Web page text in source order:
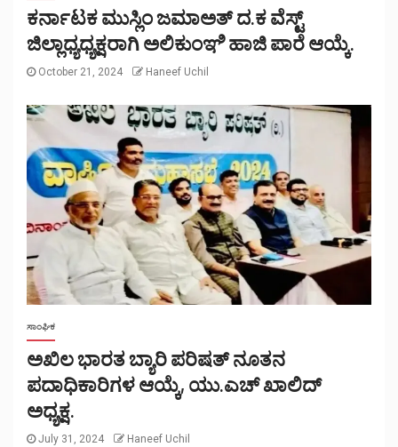
ಕರ್ನಾಟಕ ಮುಸ್ಲಿಂ ಜಮಾಅತ್ ದ.ಕ ವೆಸ್ಟ್
ಜಿಲ್ಲಾಧ್ಯಧ್ಯಕ್ಷರಾಗಿ ಅಲಿಕುಂಞಿ ಹಾಜಿ ಪಾರೆ ಆಯ್ಕೆ.
October 21, 2024 Haneef Uchil
ಸಾಂಘಿಕ
ಅಖಿಲ ಭಾರತ ಬ್ಯಾರಿ ಪರಿಷತ್ ನೂತನ
ಪದಾಧಿಕಾರಿಗಳ ಆಯ್ಕೆ, ಯು.ಎಚ್ ಖಾಲಿದ್
ಅಧ್ಯಕ್ಷ.
July 31, 2024 Haneef Uchil